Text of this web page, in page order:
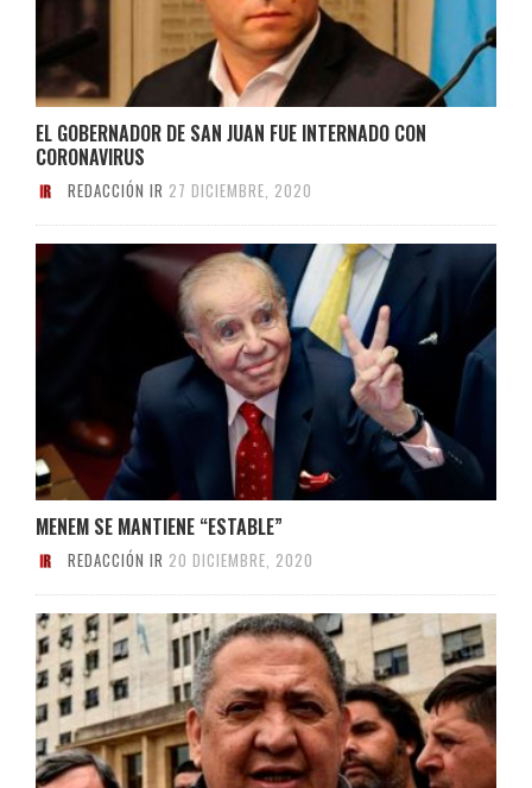
EL GOBERNADOR DE SAN JUAN FUE INTERNADO CON
CORONAVIRUS
REDACCIÓN IR 27 DICIEMBRE, 2020
MENEM SE MANTIENE “ESTABLE”
REDACCIÓN IR 20 DICIEMBRE, 2020